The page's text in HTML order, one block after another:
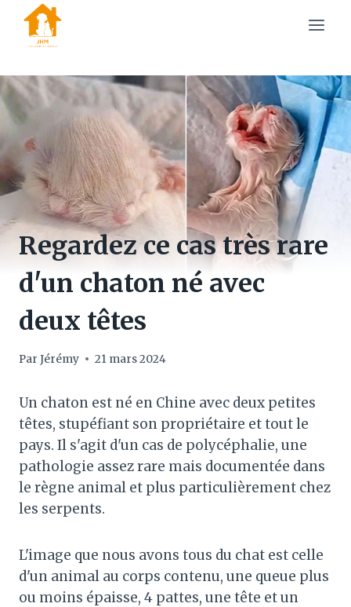
content
Regardez ce cas très rare
d'un chaton né avec
deux têtes
Par Jérémy 21 mars 2024
Un chaton est né en Chine avec deux petites
têtes, stupéfiant son propriétaire et tout le
pays. Il s'agit d'un cas de polycéphalie, une
pathologie assez rare mais documentée dans
le règne animal et plus particulièrement chez
les serpents.
L'image que nous avons tous du chat est celle
d'un animal au corps contenu, une queue plus
ou moins épaisse, 4 pattes, une tête et un